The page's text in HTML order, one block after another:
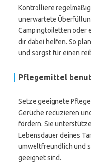
Kontrolliere
unerwartete
Campingtoiletten oder
dir dabei helfen. So
und sorgst für einen
Pflegemittel
Setze geeignete
Gerüche reduzieren
fördern. Sie
Lebensdauer deines
umweltfreundlich und
geeignet sind.